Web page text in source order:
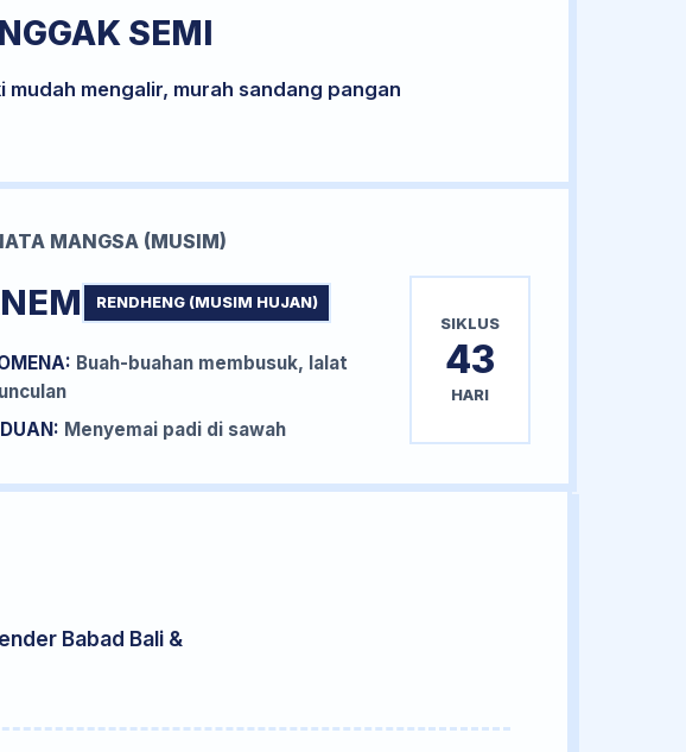
SEMI
mudah mengalir, murah sandang pangan
MANGSA (MUSIM)
RENDHENG (MUSIM HUJAN)
Buah-buahan membusuk, lalat
Menyemai padi di sawah
SIKLUS
43
HARI
Babad Bali &